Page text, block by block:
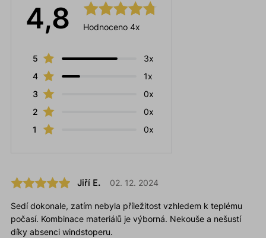
4,8 Hodnoceno 4x
5
3x
4
1x
3
0x
2
0x
1
0x
Jiří E. 02. 12. 2024
Sedí dokonale, zatím nebyla příležitost vzhledem k teplému
počasí. Kombinace materiálů je výborná. Nekouše a nešustí
díky absenci windstoperu.